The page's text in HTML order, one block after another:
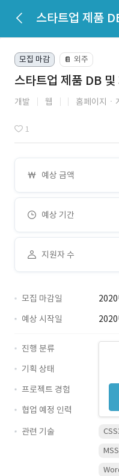
모집 마감 📔 외주
스타트업 제품 DB
개발 웹 홈페이지ㆍ
1
예상 금액
예상 기간
지원자 수
모집 마감일
2020
예상 시작일
2020
진행 분류
기획 상태
프로젝트 경험
협업 예정 인력
관련 기술